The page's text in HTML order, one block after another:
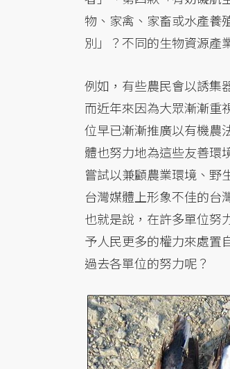
物、家禽、家畜或水產養
別」？不同的生物資源產
例如，有些農民會以誘集
而近年來因為大眾漸漸重
位早已漸漸推廣以有機農
體也努力地為這些友善環
嘗試以兼顧農業環境、野
台灣媒體上形象不佳的台
也就是說，在許多單位努
予人民更多的權力來處置
過去各單位的努力呢？